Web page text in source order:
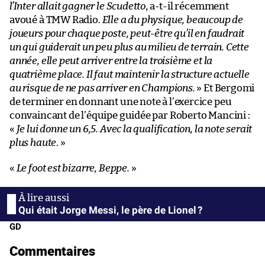
l’Inter allait gagner le Scudetto, a-t-il récemment
avoué à TMW Radio. Elle a du physique, beaucoup de
joueurs pour chaque poste, peut-être qu’il en faudrait
un qui guiderait un peu plus au milieu de terrain. Cette
année, elle peut arriver entre la troisième et la
quatrième place. Il faut maintenir la structure actuelle
au risque de ne pas arriver en Champions. » Et Bergomi
de terminer en donnant une note à l’exercice peu
convaincant de l’équipe guidée par Roberto Mancini :
« Je lui donne un 6,5. Avec la qualification, la note serait
plus haute. »
« Le foot est bizarre, Beppe. »
Qui était Jorge Messi, le père de Lionel ?
GD
Commentaires